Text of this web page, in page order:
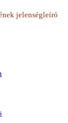
jelenségleíró